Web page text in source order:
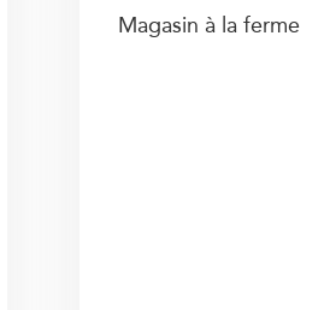
Magasin à la ferme